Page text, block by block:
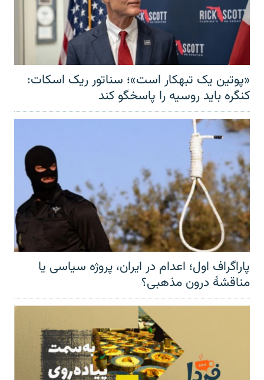
«پوتین یک تبهکار است»؛ سناتور ریک اسکات:
کنگره باید روسیه را پاسخگو کند
پاراگراف اول؛ اعدام در ایران، پروژه سیاسی یا
مناقشهٔ درون مذهبی؟